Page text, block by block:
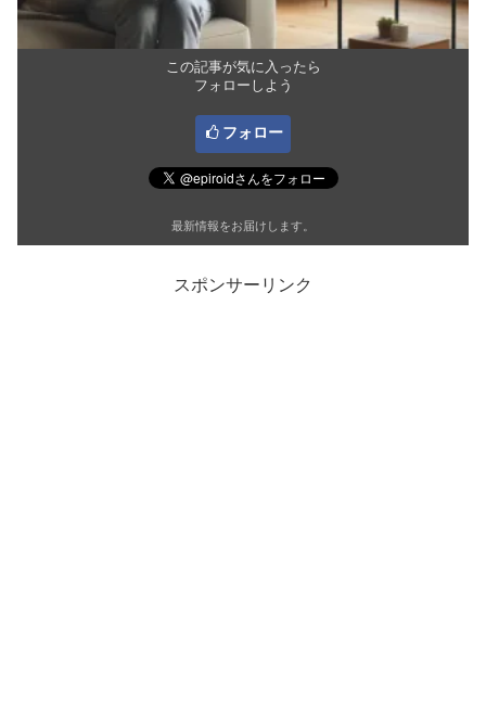
この記事が気に入ったら
フォローしよう
フォロー
最新情報をお届けします。
スポンサーリンク